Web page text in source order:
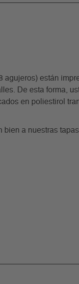
agujeros) están
De esta forma,
en poliestirol
a nuestras